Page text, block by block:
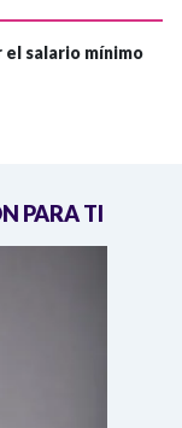
salario mínimo
PARA TI